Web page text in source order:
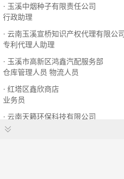
· 玉溪中烟种子有限责任公司
行政助理
· 云南玉溪宣桥知识产权代理有限公司
专利代理人助理
· 玉溪市高新区鸿鑫汽配服务部
仓库管理人员 物流人员
· 红塔区鑫欣商店
业务员
· 云南天籁环保科技有限公司
采样员